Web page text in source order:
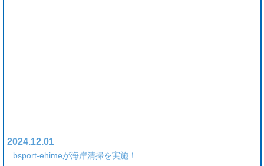
2024.12.01
bsport-ehimeが海岸清掃を実施！